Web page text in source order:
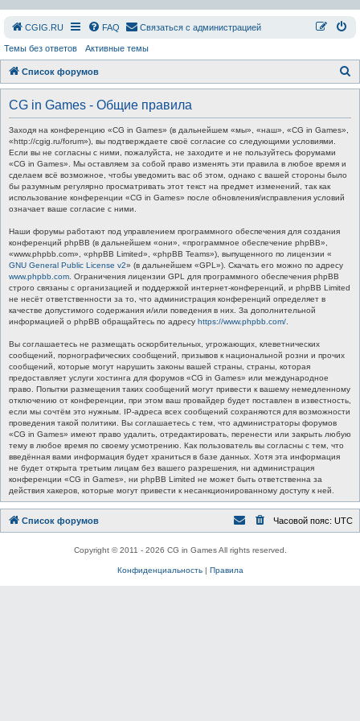
СGIG.RU FAQ Связаться с администрацией
Темы без ответов Активные темы
Список форумов
о
CG in Games - Общие правила
Заходя на конференцию «CG in Games» (в дальнейшем «мы», «наш», «CG in Games»,
«http://cgig.ru/forum»), вы подтверждаете своё согласие со следующими условиями.
Если вы не согласны с ними, пожалуйста, не заходите и не пользуйтесь форумами
«CG in Games». Мы оставляем за собой право изменять эти правила в любое время и
сделаем всё возможное, чтобы уведомить вас об этом, однако с вашей стороны было
бы разумным регулярно просматривать этот текст на предмет изменений, так как
использование конференции «CG in Games» после обновления/исправления условий
означает ваше согласие с ними.
Наши форумы работают под управлением программного обеспечения для создания
конференций phpBB (в дальнейшем «они», «программное обеспечение phpBB»,
«www.phpbb.com», «phpBB Limited», «phpBB Teams»), выпущенного по лицензии «
GNU General Public License v2» (в дальнейшем «GPL»). Скачать его можно по адресу
www.phpbb.com . Ограничения лицензии GPL для программного обеспечения phpBB
строго связаны с организацией и поддержкой интернет-конференций, и phpBB Limited
не несёт ответственности за то, что администрация конференций определяет в
качестве допустимого содержания и/или поведения в них. За дополнительной
информацией о phpBB обращайтесь по адресу https://www.phpbb.com/
Вы соглашаетесь не размещать оскорбительных, угрожающих, клеветнических
сообщений, порнографических сообщений, призывов к национальной розни и прочих
сообщений, которые могут нарушить законы вашей страны, страны, которая
предоставляет услуги хостинга для форумов «CG in Games» или международное
право. Попытки размещения таких сообщений могут привести к вашему немедленному
отключению от конференции, при этом ваш провайдер будет поставлен в известность,
если мы сочтём это нужным. IP-адреса всех сообщений сохраняются для возможности
проведения такой политики. Вы соглашаетесь с тем, что администраторы форумов
«CG in Games» имеют право удалить, отредактировать, перенести или закрыть любую
тему в любое время по своему усмотрению. Как пользователь вы согласны с тем, что
введённая вами информация будет храниться в базе данных. Хотя эта информация
не будет открыта третьим лицам без вашего разрешения, ни администрация
конференции «CG in Games», ни phpBB Limited не может быть ответственна за
действия хакеров, которые могут привести к несанкционированному доступу к ней.
Список форумов Часовой пояс: UTC
Copyright © 2011 - 2026 CG in Games All rights reserved.
Конфиденциальность| Правила